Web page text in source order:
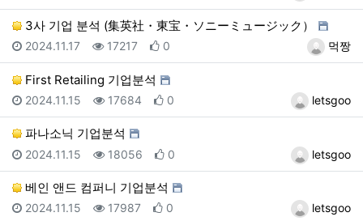
3사 기업 분석 (集英社・東宝・ソニーミュージック）
등록자먹짱
등록일
2024.11.17 조회
17217 추천
0
First Retailing 기업분석
등록자letsgoo
등록일
2024.11.15 조회
17684 추천
0
파나소닉 기업분석
등록자letsgoo
등록일
2024.11.15 조회
18056 추천
0
베인 앤드 컴퍼니 기업분석
등록자letsgoo
등록일
2024.11.15 조회
17987 추천
0